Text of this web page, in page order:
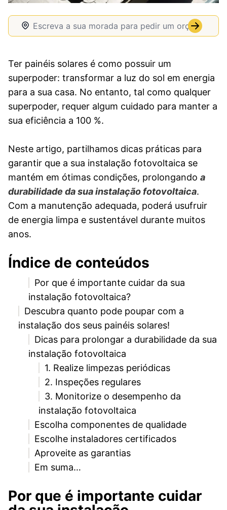
Ter painéis solares é como possuir um
superpoder: transformar a luz do sol em energia
para a sua casa. No entanto, tal como qualquer
superpoder, requer algum cuidado para manter a
sua eficiência a 100 %.
Neste artigo, partilhamos dicas práticas para
garantir que a sua instalação fotovoltaica se
mantém em ótimas condições, prolongando a
durabilidade da sua instalação fotovoltaica.
Com a manutenção adequada, poderá usufruir
de energia limpa e sustentável durante muitos
anos.
Índice de conteúdos
Por que é importante cuidar da sua
instalação fotovoltaica?
Descubra quanto pode poupar com a
instalação dos seus painéis solares!
Dicas para prolongar a durabilidade da sua
instalação fotovoltaica
1. Realize limpezas periódicas
2. Inspeções regulares
3. Monitorize o desempenho da
instalação fotovoltaica
Escolha componentes de qualidade
Escolhe instaladores certificados
Aproveite as garantias
Em suma…
Por que é importante cuidar